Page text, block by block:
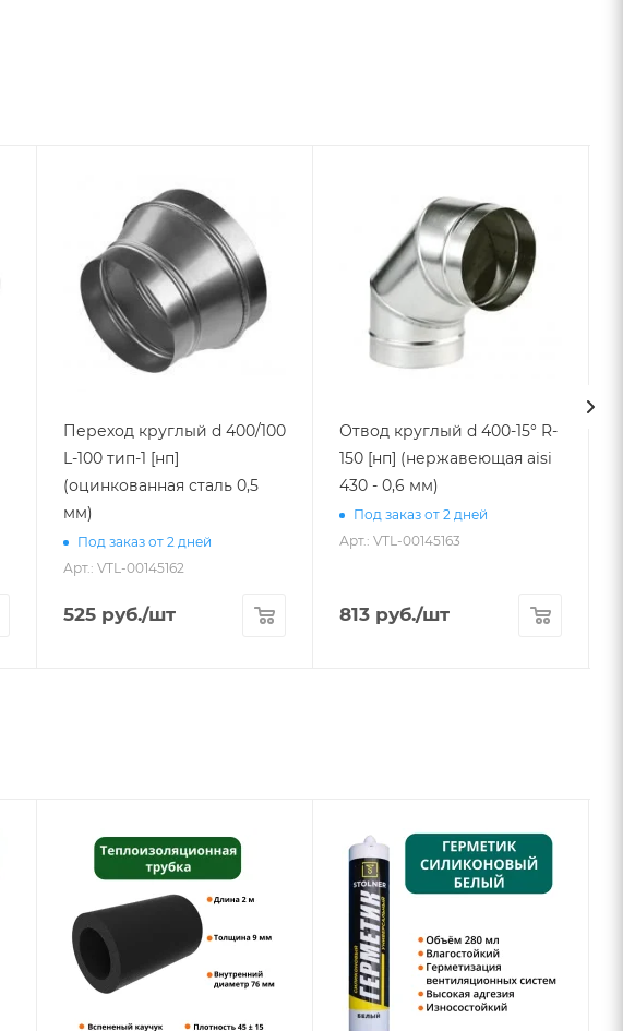
Переход круглый d 400/100
L-100 тип-1 [нп]
(оцинкованная сталь 0,5
мм)
Под заказ от 2 дней
Арт.: VTL-00145162
525 руб./шт
Отвод круглый d 400-15° R-
150 [нп] (нержавеющая aisi
430 - 0,6 мм)
Под заказ от 2 дней
Арт.: VTL-00145163
813 руб./шт